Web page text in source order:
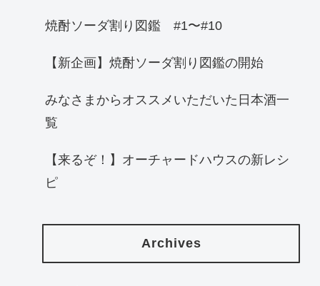
焼酎ソーダ割り図鑑 #1〜#10
【新企画】焼酎ソーダ割り図鑑の開始
みなさまからオススメいただいた日本酒一
覧
【来るぞ！】オーチャードハウスの新レシ
ピ
Archives